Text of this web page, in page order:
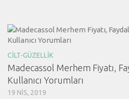
CILT-GÜZELLIK
Madecassol Merhem Fiyatı,
Kullanıcı Yorumları
19 NIS, 2019